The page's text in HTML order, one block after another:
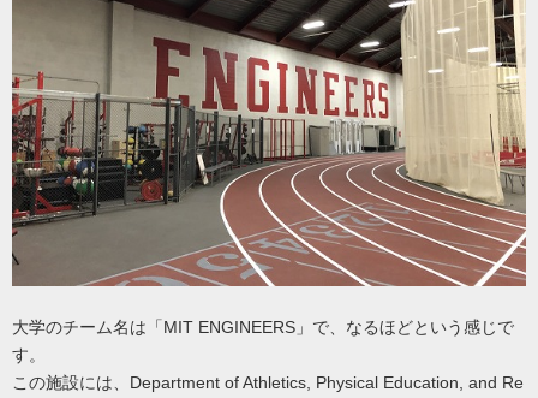
大学のチーム名は「MIT ENGINEERS」で、なるほどという感じで
す。
この施設には、Department of Athletics, Physical Education, and Re